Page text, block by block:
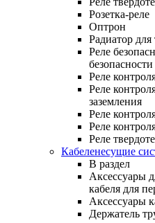
Розетка-реле
Оптрон
Радиатор для
Реле
Реле
Реле
заземления
Реле
Реле
Реле
Кабеленесущие
В раздел
Аксессуары
кабеля для
Аксессуары
Держатель